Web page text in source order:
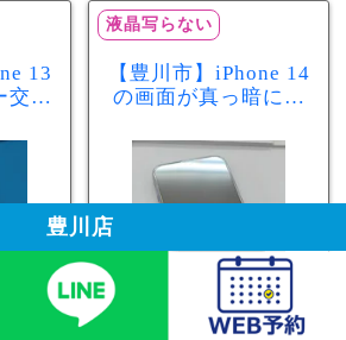
13
交換
90
液晶写らない
【豊川市】iPhone 14
の画面が真っ暗に…
修理！データそのま
まで復旧しました
豊川店